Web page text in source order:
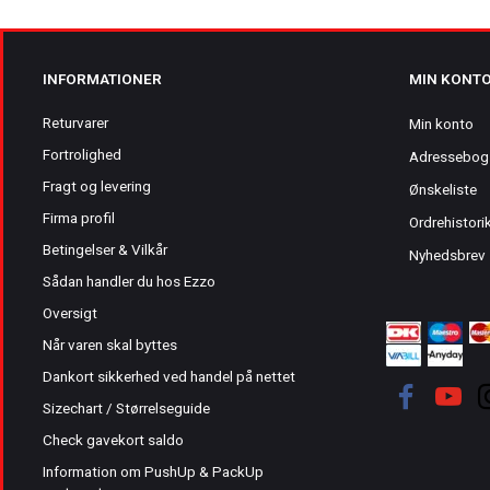
INFORMATIONER
Returvarer
Fortrolighed
Fragt og levering
Firma profil
Betingelser & Vilkår
Sådan handler du hos Ezzo
Oversigt
Når varen skal byttes
Dankort sikkerhed ved handel på nettet
Sizechart / Størrelseguide
Check gavekort saldo
Information om PushUp & PackUp
MIN
Min konto
Adressebog
Ønskeliste
Nyhedsbrev